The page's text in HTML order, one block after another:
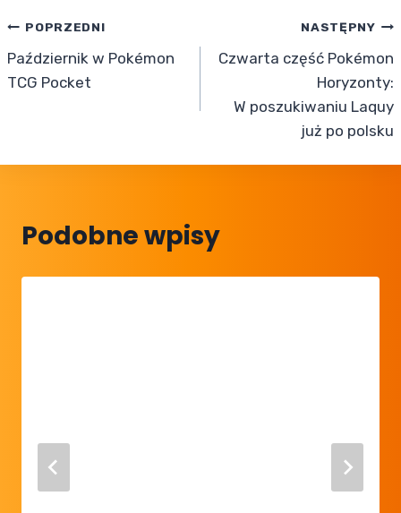
Nawigacja
wpisu
POPRZEDNI
Październik w Pokémon
TCG Pocket
NASTĘPNY
Czwarta część Pokémon
Horyzonty:
W poszukiwaniu Laquy
już po polsku
Podobne wpisy